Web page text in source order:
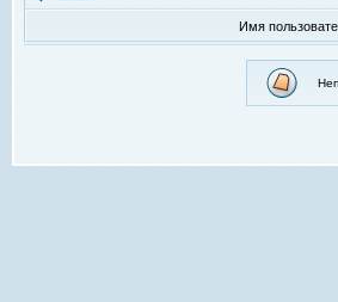
Имя